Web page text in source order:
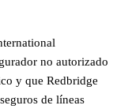
no autorizado
y que Redbridge
de líneas